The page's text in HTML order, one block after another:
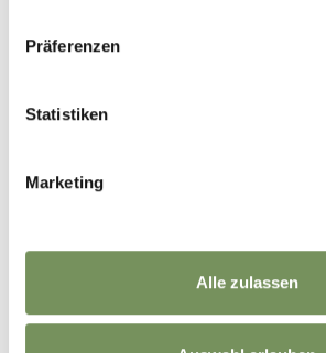
Präferenzen
Statistiken
Marketing
Alle zulassen